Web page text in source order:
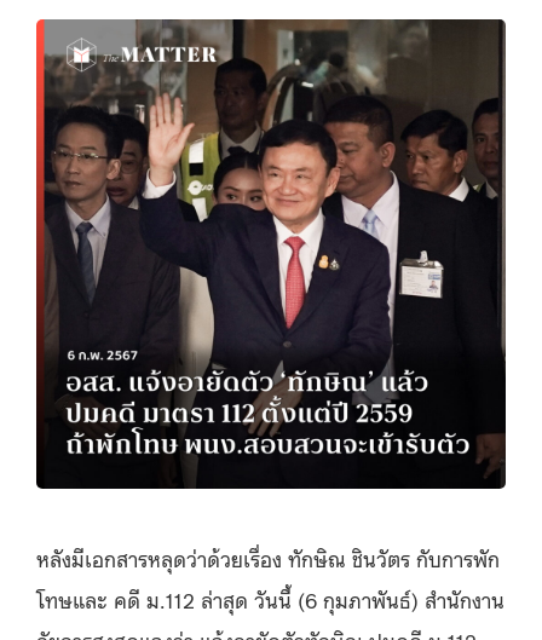
หลังมีเอกสารหลุดว่าด้วยเรื่อง ทักษิณ ชินวัตร กับการพัก
โทษและ คดี ม.112 ล่าสุด วันนี้ (6 กุมภาพันธ์) สำนักงาน